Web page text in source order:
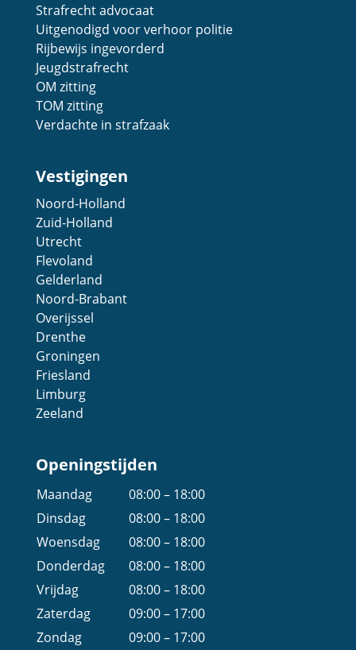
Strafrecht advocaat
Uitgenodigd voor verhoor politie
Rijbewijs ingevorderd
Jeugdstrafrecht
OM zitting
TOM zitting
Verdachte in strafzaak
Vestigingen
Noord-Holland
Zuid-Holland
Utrecht
Flevoland
Gelderland
Noord-Brabant
Overijssel
Drenthe
Groningen
Friesland
Limburg
Zeeland
Openingstijden
Maandag
08:00 – 18:00
Dinsdag
08:00 – 18:00
Woensdag
08:00 – 18:00
Donderdag
08:00 – 18:00
Vrijdag
08:00 – 18:00
Zaterdag
09:00 – 17:00
Zondag
09:00 – 17:00